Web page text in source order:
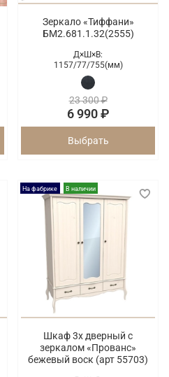
Зеркало «Тиффани»
БМ2.681.1.32(2555)
Д×Ш×В:
1157/77/755(мм)
23 300 ₽
6 990 ₽
Выбрать
На фабрике В наличии
Шкаф 3х дверный с
зеркалом «Прованс»
бежевый воск (арт 55703)